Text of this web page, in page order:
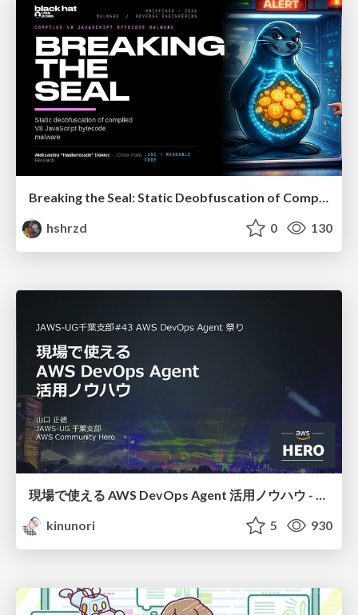
Breaking the Seal: Static Deobfuscation of Compiled V8 JavaScript Bytecode Malware
hshrzd
0 130
現場で使える AWS DevOps Agent 活用ノウハウ - Release Management 機能の検証結果を添えて / AWS DevOps Agent Release Management and Know-How
kinunori
5 930